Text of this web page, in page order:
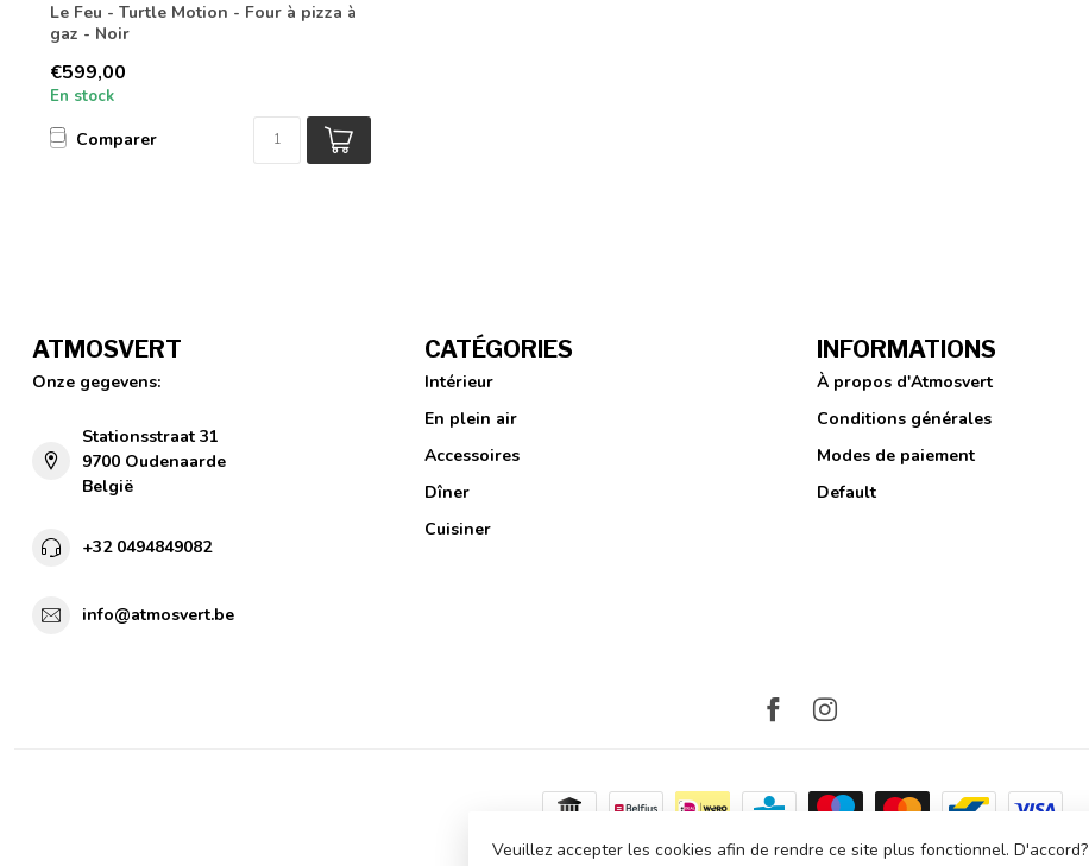
Le Feu - Turtle Motion - Four à pizza à
gaz - Noir
€599,00
En stock
Comparer
ATMOSVERT
Onze gegevens:
Stationsstraat 31
9700 Oudenaarde
België
+32 0494849082
info@atmosvert.be
CATÉGORIES
Intérieur
En plein air
Accessoires
Dîner
Cuisiner
INFORMATIONS
À propos d'Atmosvert
Conditions générales
Modes de paiement
Default
© Copyright 2026 Atmosvert - Powered byLightspeed- Theme byDyvelopment
Veuillez accepter les cookies afin de rendre ce site plus fonctionnel. D'accord?